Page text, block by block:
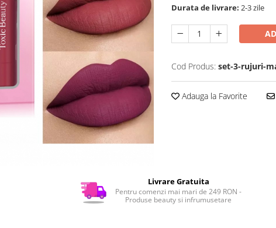
Durata de livrare: 2-3 zile
Cod Produs: set-3-rujuri-
Adauga la Favorite
Livrare Gratuita
Pentru comenzi mai mari de 249 RON -
Produse beauty si infrumusetare